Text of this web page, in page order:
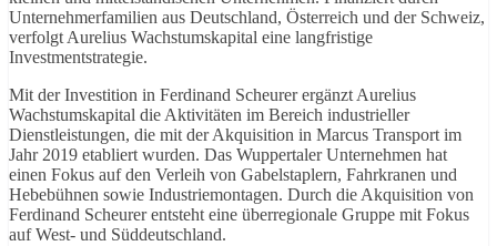
Unternehmerfamilien aus Deutschland, Österreich und der Schweiz,
verfolgt Aurelius Wachstumskapital eine langfristige
Investmentstrategie.
Mit der Investition in Ferdinand Scheurer ergänzt Aurelius
Wachstumskapital die Aktivitäten im Bereich industrieller
Dienstleistungen, die mit der Akquisition in Marcus Transport im
Jahr 2019 etabliert wurden. Das Wuppertaler Unternehmen hat
einen Fokus auf den Verleih von Gabelstaplern, Fahrkranen und
Hebebühnen sowie Industriemontagen. Durch die Akquisition von
Ferdinand Scheurer entsteht eine überregionale Gruppe mit Fokus
auf West- und Süddeutschland.